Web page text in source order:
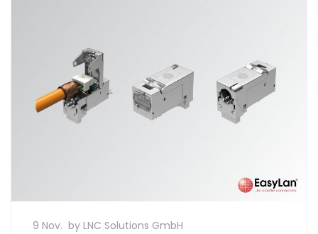
9 Nov. by LNC Solutions GmbH